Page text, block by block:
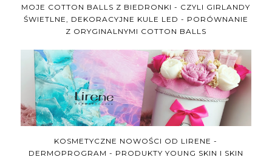
MOJE COTTON BALLS Z BIEDRONKI - CZYLI GIRLANDY
ŚWIETLNE, DEKORACYJNE KULE LED - PORÓWNANIE
Z ORYGINALNYMI COTTON BALLS
KOSMETYCZNE NOWOŚCI OD LIRENE -
DERMOPROGRAM - PRODUKTY YOUNG SKIN I SKIN